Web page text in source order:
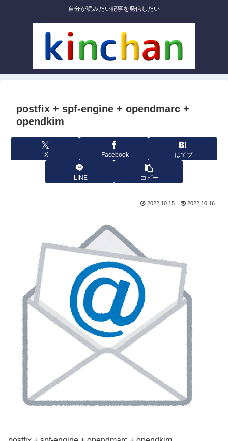
自分が読みたい記事を発信したい
postfix + spf-engine + opendmarc +
opendkim
X Facebook はてブ
LINE コピー
2022.10.15 2022.10.16